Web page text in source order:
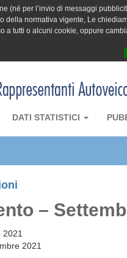
(né per l’invio di messaggi
normativa vigente, Le
tutti o alcuni cookie, oppure
DATI STATISTICI
–
2021